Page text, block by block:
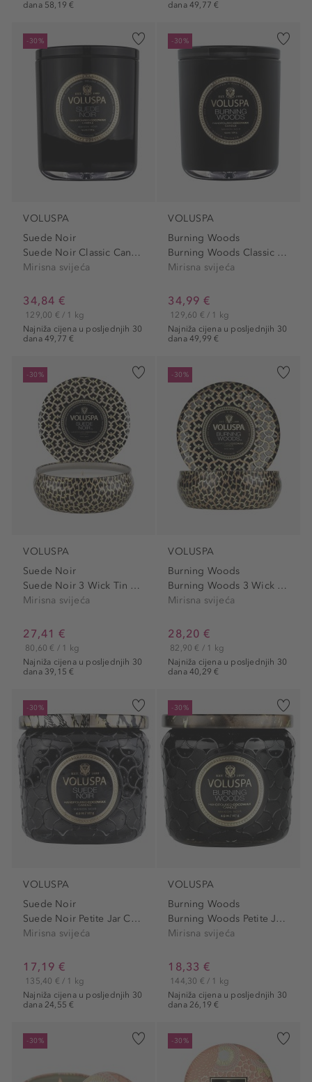
dana 58,19 €
dana 49,77 €
-30%
VOLUSPA
Suede Noir
Suede Noir Classic Candle
Mirisna svijeća
34,84 €
Najniža cijena u posljednjih 30
dana 49,77 €
129,00 € / 1 kg
-30%
VOLUSPA
Burning Woods
Burning Woods Classic Candle
Mirisna svijeća
34,99 €
Najniža cijena u posljednjih 30
dana 49,99 €
129,60 € / 1 kg
-30%
VOLUSPA
Suede Noir
Suede Noir 3 Wick Tin Candle
Mirisna svijeća
27,41 €
Najniža cijena u posljednjih 30
dana 39,15 €
80,60 € / 1 kg
-30%
VOLUSPA
Burning Woods
Burning Woods 3 Wick Tin...
Mirisna svijeća
28,20 €
Najniža cijena u posljednjih 30
dana 40,29 €
82,90 € / 1 kg
-30%
VOLUSPA
Suede Noir
Suede Noir Petite Jar Candle
Mirisna svijeća
17,19 €
Najniža cijena u posljednjih 30
dana 24,55 €
135,40 € / 1 kg
-30%
VOLUSPA
Burning Woods
Burning Woods Petite Jar...
Mirisna svijeća
18,33 €
Najniža cijena u posljednjih 30
dana 26,19 €
144,30 € / 1 kg
-30% -30%